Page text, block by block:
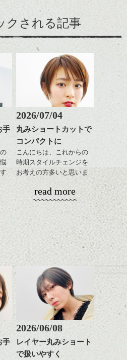
ン
/
/
た
ィ
気に
ル
気
させ
※ブルーは髪質によっては、多少パリッと
感がでることもあります。
がしやすくなっています。
メンズでオススメな使い方は・・・
こんな感じのトラッドアメカジなファッシ
ョンにヘアは、ウェット感をだしビシッと
爽やかに仕上げるのがオススメです。(ブル
カジュアルだけど、クールで清潔感があり
女性ですと、
でも
い
す
人が多く洗い残したトリートメントは
空気中の酸素と酸化しかえって髪を痛める
があります。
シャンプーメーカーの人いわく、
シャンプーよりトリートメントをしっかり
流してください！と言っていました。
皆さん以外とこれ驚きですよね！
私も聞いた時にはビックリしました。
尚、洗い流しは頭皮から毛先まで
しっかり流してください。
（☟本文とはまるで関係ありません。）
クされる記事
手
2026/07/04
丸みショートカットで
コンパクトに
こんにちは、これからの
時期スタイルチェンジを
お考えの方多いと思いま
コンパクトなフォルムが
全体のバランスを良く見
せてくれる効果もあり、
いろんなシーンに雰囲気
をだしやすくスタイリン
グも簡単で良いので朝の
時短にも◎
そんなショートカット。
軽めの前髪で透け感を演
出できるので、
この時期とてもおすすめ
ですよ。
read more
手
2026/06/08
レイヤー丸みショート
で扱いやすく